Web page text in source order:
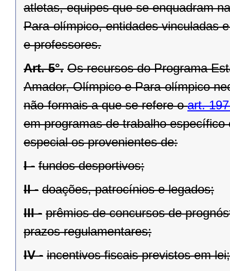
atletas, equipes que se enquadram
Para-olímpico, entidades vinculadas
e professores.
Art. 5°. Os recursos do Programa
Amador, Olímpico e Para-olímpico
não-formais a que se refere oart.
em programas de trabalho
especial os provenientes de:
I - fundos desportivos;
II - doações, patrocínios e legados;
III - prêmios de concursos de
prazos regulamentares;
IV - incentivos fiscais previstos em lei;